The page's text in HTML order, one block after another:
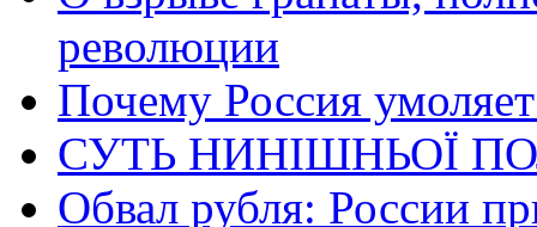
революции
Почему Россия
СУТЬ НИНІШНЬОЇ
Обвал рубля: России